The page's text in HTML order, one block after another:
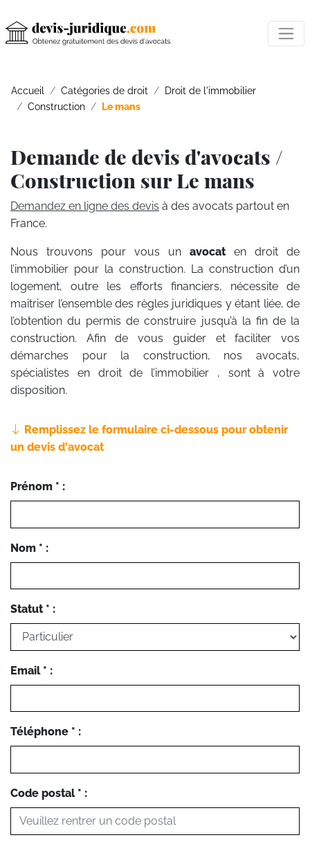
Accueil Catégories de droit
Droit de l'immobilier
Construction
Le mans
Demande de devis d'avocats /
Construction sur Le mans
Demandez en ligne des devis à des avocats partout en
France.
Nous trouvons pour vous un avocat en droit de
l’immobilier pour la construction. La construction d’un
logement, outre les efforts financiers, nécessite de
maitriser l’ensemble des règles juridiques y étant liée, de
l’obtention du permis de construire jusqu’à la fin de la
construction. Afin de vous guider et faciliter vos
démarches pour la construction, nos avocats,
spécialistes en droit de l’immobilier , sont à votre
disposition.
Remplissez le formulaire ci-dessous pour obtenir
un devis d'avocat
Prénom * :
Nom * :
Statut * :
Email * :
Téléphone * :
Code postal * :